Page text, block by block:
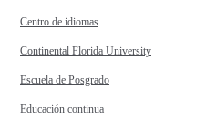
Centro de idiomas
Continental Florida University
Escuela de Posgrado
Educación continua